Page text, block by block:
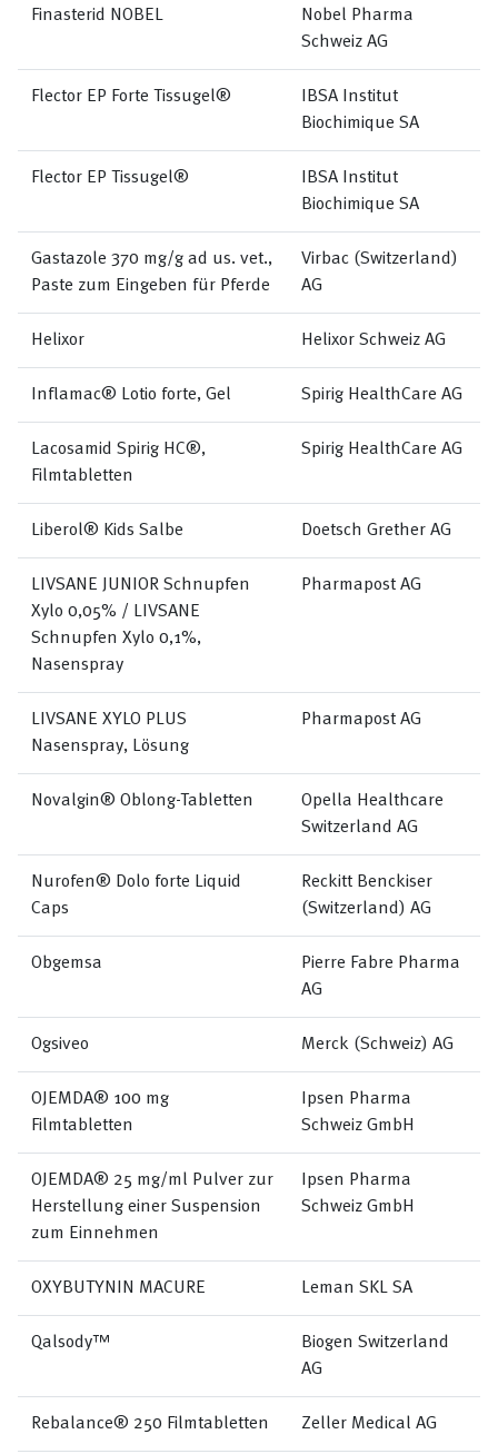
Finasterid NOBEL
Nobel Pharma
Schweiz AG
Flector EP Forte Tissugel®
IBSA Institut
Biochimique SA
Flector EP Tissugel®
IBSA Institut
Biochimique SA
Gastazole 370 mg/g ad us. vet.,
Paste zum Eingeben für Pferde
Virbac (Switzerland)
AG
Helixor Helixor Schweiz AG
Inflamac® Lotio forte, Gel Spirig HealthCare AG
Lacosamid Spirig HC®,
Filmtabletten
Spirig HealthCare AG
Liberol® Kids Salbe Doetsch Grether AG
LIVSANE JUNIOR Schnupfen
Xylo 0,05% / LIVSANE
Schnupfen Xylo 0,1%,
Nasenspray
Pharmapost AG
LIVSANE XYLO PLUS
Nasenspray, Lösung
Pharmapost AG
Novalgin® Oblong-Tabletten
Opella Healthcare
Switzerland AG
Nurofen® Dolo forte Liquid
Caps
Reckitt Benckiser
(Switzerland) AG
Obgemsa
Pierre Fabre Pharma
AG
Ogsiveo Merck (Schweiz) AG
OJEMDA® 100 mg
Filmtabletten
Ipsen Pharma
Schweiz GmbH
OJEMDA® 25 mg/ml Pulver zur
Herstellung einer Suspension
zum Einnehmen
Ipsen Pharma
Schweiz GmbH
OXYBUTYNIN MACURE Leman SKL SA
Qalsody™
Biogen Switzerland
AG
Rebalance® 250 Filmtabletten Zeller Medical AG